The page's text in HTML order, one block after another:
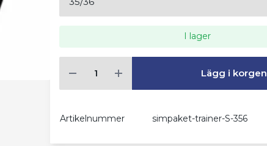
I lager
Lägg i korgen
Artikelnummer simpaket-trainer-S-356